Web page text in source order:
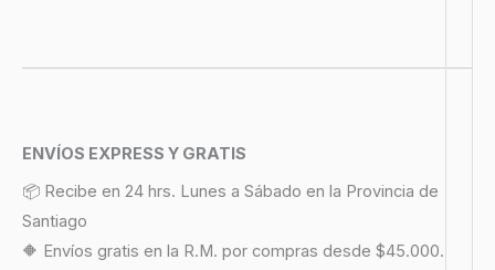
ENVÍOS EXPRESS Y GRATIS
📦 Recibe en 24 hrs. Lunes a Sábado en la Provincia de
Santiago
🔶 Envíos gratis en la R.M. por compras desde $45.000.